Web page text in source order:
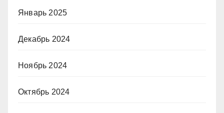
Январь 2025
Декабрь 2024
Ноябрь 2024
Октябрь 2024